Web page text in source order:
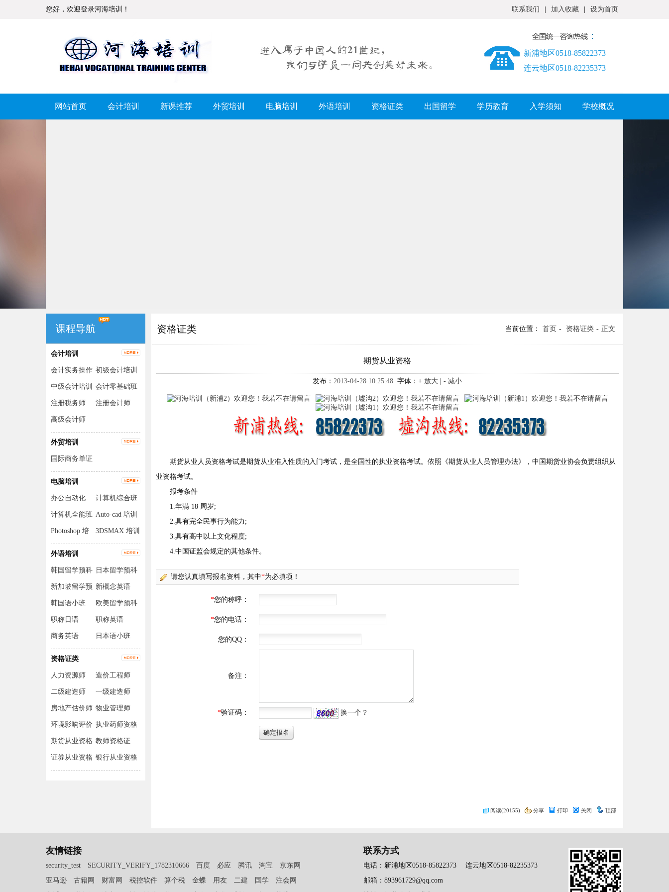
您好，欢迎登录河海培训！ 联系我们 加入收藏 设为首页
新浦地区0518-85822373
连云地区0518-82235373
网站首页 会计培训 新课推荐 外贸培训 电脑培训 外语培训 资格证类 出国留学 学历教育 入学须知 学校概况
课程导航
会计培训
会计实务操作
（出纳+手工
账+电脑账）
初级会计培训
中级会计培训 会计零基础班
注册税务师 注册会计师
高级会计师
外贸培训
国际商务单证
员
电脑培训
办公自动化 计算机综合班
计算机全能班 Auto-cad 培训
Photoshop 培
训
3DSMAX 培训
外语培训
韩国留学预科
班
日本留学预科
班
新加坡留学预
科班
新概念英语
韩国语小班
欧美留学预科
班
职称日语 职称英语
商务英语 日本语小班
资格证类
人力资源师 造价工程师
二级建造师 一级建造师
房地产估价师 物业管理师
环境影响评价
师
执业药师资格
期货从业资格 教师资格证
证券从业资格 银行从业资格
资格证类 当前位置： 首页 - 资格证类 - 正文
期货从业资格
发布： 2013-04-28 10:25:48 字体： + 放大 - 减小
期货从业人员资格考试是期货从业准入性质的入门考试，是全国性的执业资格考试。依照《期货从业人员管理办法》，中国期货业协会负责组织从
业资格考试。
报考条件
1.年满 18 周岁;
2.具有完全民事行为能力;
3.具有高中以上文化程度;
4.中国证监会规定的其他条件。
阅读(20155) 分享 打印 关闭 顶部
友情链接
security_test SECURITY_VERIFY_1782310666 百度 必应 腾讯 淘宝
京东网
亚马逊
古籍网 财富网 税控软件 算个税 金蝶 用友 二建 国学
注会网
联系方式
电话：新浦地区0518-85822373 连云地区0518-82235373
邮箱：893961729@qq.com